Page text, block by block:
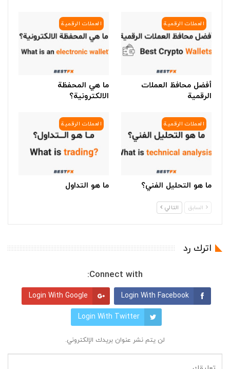
العملات الرقمية
أفضل محافظ العملات
الرقمية
العملات الرقمية
ما هي المحفظة
الالكترونية؟
العملات الرقمية
ما هو التحليل الفني؟
العملات الرقمية
ما هو التداول
السابق التالي
اترك رد
Connect with:
Login With Facebook
Login With Google
Login With Twitter
لن يتم نشر عنوان بريدك الإلكتروني.